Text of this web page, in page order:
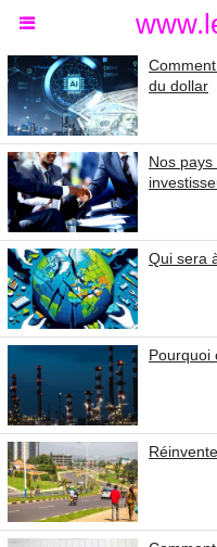
du dollar
Nos
Qui sera
Pourquoi